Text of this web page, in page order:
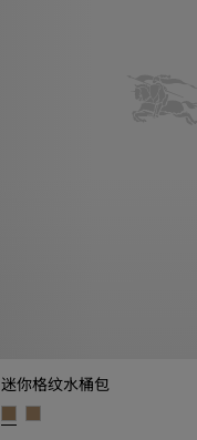
迷你格纹水桶包